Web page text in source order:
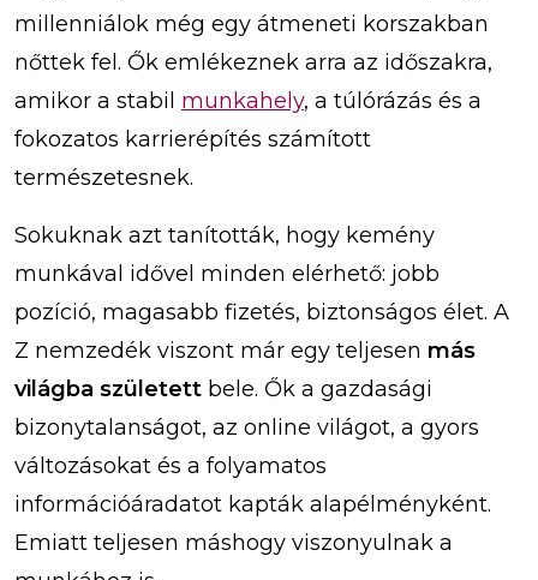
millenniálok még egy átmeneti korszakban
nőttek fel. Ők emlékeznek arra az időszakra,
amikor a stabil munkahely, a túlórázás és a
fokozatos karrierépítés számított
természetesnek.
Sokuknak azt tanították, hogy kemény
munkával idővel minden elérhető: jobb
pozíció, magasabb fizetés, biztonságos élet. A
Z nemzedék viszont már egy teljesen más
világba született bele. Ők a gazdasági
bizonytalanságot, az online világot, a gyors
változásokat és a folyamatos
információáradatot kapták alapélményként.
Emiatt teljesen máshogy viszonyulnak a